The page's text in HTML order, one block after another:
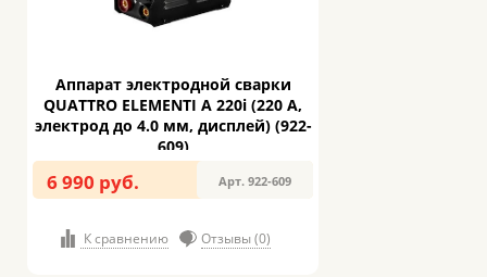
Аппарат электродной сварки
QUATTRO ELEMENTI A 220i (220 А,
электрод до 4.0 мм, дисплей) (922-
609)
6 990 руб. Арт. 922-609
К сравнению Отзывы (0)